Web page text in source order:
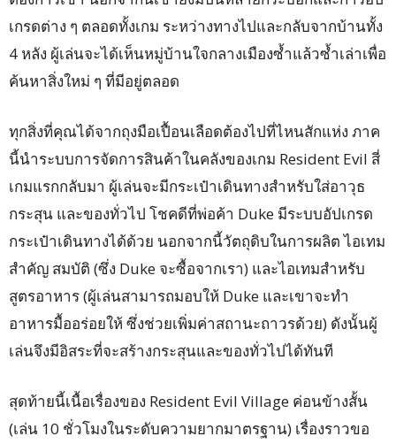
เกรดต่าง ๆ ตลอดทั้งเกม ระหว่างทางไปและกลับจากบ้านทั้ง
4 หลัง ผู้เล่นจะได้เห็นหมู่บ้านใจกลางเมืองซ้ำแล้วซ้ำเล่าเพื่อ
ค้นหาสิ่งใหม่ ๆ ที่มีอยู่ตลอด
ทุกสิ่งที่คุณได้จากถุงมือเปื้อนเลือดต้องไปที่ไหนสักแห่ง ภาค
นี้นำระบบการจัดการสินค้าในคลังของเกม Resident Evil สี่
เกมแรกกลับมา ผู้เล่นจะมีกระเป๋าเดินทางสำหรับใส่อาวุธ
กระสุน และของทั่วไป โชคดีที่พ่อค้า Duke มีระบบอัปเกรด
กระเป๋าเดินทางได้ด้วย นอกจากนี้วัตถุดิบในการผลิต ไอเทม
สำคัญ สมบัติ (ซึ่ง Duke จะซื้อจากเรา) และไอเทมสำหรับ
สูตรอาหาร (ผู้เล่นสามารถมอบให้ Duke และเขาจะทำ
อาหารมื้ออร่อยให้ ซึ่งช่วยเพิ่มค่าสถานะถาวรด้วย) ดังนั้นผู้
เล่นจึงมีอิสระที่จะสร้างกระสุนและของทั่วไปได้ทันที
สุดท้ายนี้เนื้อเรื่องของ Resident Evil Village ค่อนข้างสั้น
(เล่น 10 ชั่วโมงในระดับความยากมาตรฐาน) เรื่องราวขอ